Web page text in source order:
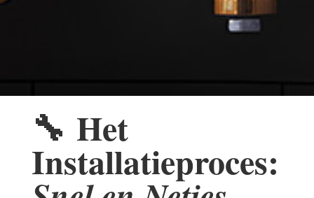
🔧 Het
Installatieproces: